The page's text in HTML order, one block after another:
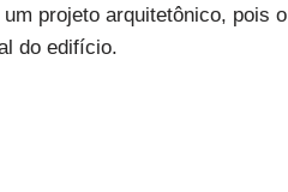
projeto arquitetônico, pois o
do edifício.